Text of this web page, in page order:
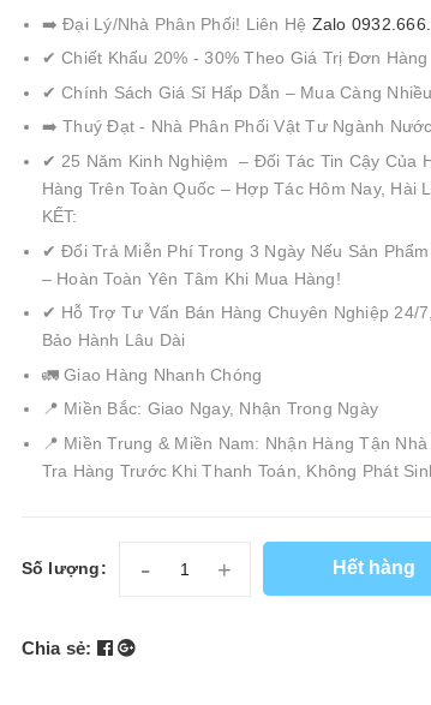
➡️ Đại Lý/Nhà Phân Phối! Liên Hệ Zalo
✔ Chiết Khấu 20% - 30% Theo Giá Trị Đơn Hàng
✔ Chính Sách Giá Sỉ Hấp Dẫn – Mua Càng
➡️ Thuý Đạt - Nhà Phân Phối Vật Tư Ngành
✔ 25 Năm Kinh Nghiệm – Đối Tác Tin Cậy Của
Hàng Trên Toàn Quốc – Hợp Tác Hôm Nay, Hài
KẾT:
✔ Đổi Trả Miễn Phí Trong 3 Ngày Nếu Sản
– Hoàn Toàn Yên Tâm Khi Mua Hàng!
✔ Hỗ Trợ Tư Vấn Bán Hàng Chuyên Nghiệp 24/
Bảo Hành Lâu Dài
🚛 Giao Hàng Nhanh Chóng
📍 Miền Bắc: Giao Ngay, Nhận Trong Ngày
📍 Miền Trung & Miền Nam: Nhận Hàng Tận
Tra Hàng Trước Khi Thanh Toán, Không Phát
Số lượng: - + Hết hàng
Chia sẻ: